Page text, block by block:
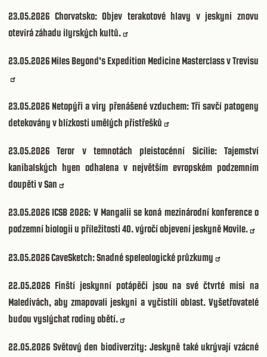
23.05.2026 Chorvatsko: Objev terakotové hlavy v jeskyni znovu
otevírá záhadu ilyrských kultů.
23.05.2026Miles Beyond's Expedition Medicine Masterclass v Trevisu
23.05.2026Netopýři a viry přenášené vzduchem: Tři savčí patogeny
detekovány v blízkosti umělých přístřešků
23.05.2026Teror v temnotách pleistocénní Sicílie: Tajemství
kanibalských hyen odhalena v největším evropském podzemním
doupěti v San
23.05.2026ICSB 2026: V Mangalii se koná mezinárodní konference o
podzemní biologii u příležitosti 40. výročí objevení jeskyně Movile.
23.05.2026CaveSketch: Snadné speleologické průzkumy
22.05.2026 Finští jeskynní potápěči jsou na své čtvrté misi na
Maledivách, aby zmapovali jeskyni a vyčistili oblast. Vyšetřovatelé
budou vyslýchat rodiny obětí.
22.05.2026 Světový den biodiverzity: Jeskyně také ukrývají vzácné